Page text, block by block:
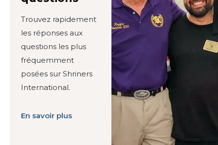
Trouvez rapidement
les réponses aux
questions les plus
fréquemment
posées sur Shriners
International.
En savoir plus